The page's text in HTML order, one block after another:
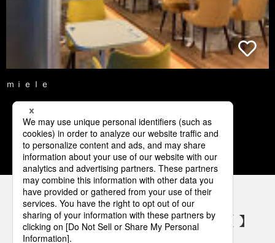
ｍｉｅｌｅ
1 2 3 4 5
パナソニックの電気設備 SNSアカウント